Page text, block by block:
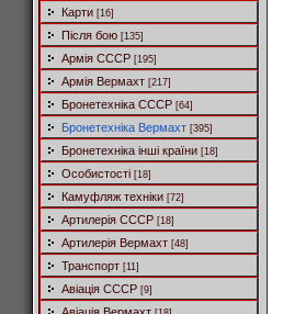
Карти [16]
Після бою [135]
Армія СССР [195]
Армія Вермахт [217]
Бронетехніка СССР [64]
Бронетехніка Вермахт [395]
Бронетехніка інші країни [18]
Особистості [18]
Камуфляж техніки [72]
Артилерія СССР [18]
Артилерія Вермахт [48]
Транспорт [11]
Авіація СССР [9]